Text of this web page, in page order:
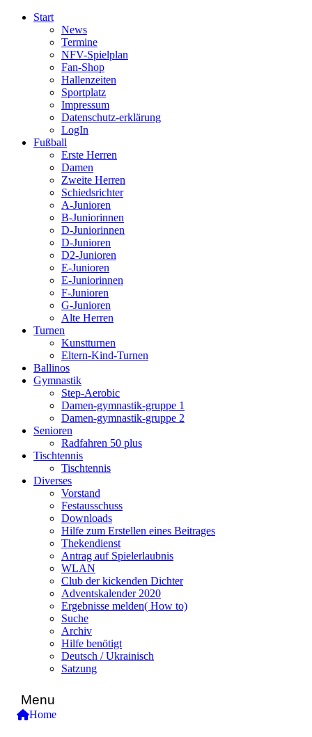
Start
News
Termine
NFV-Spielplan
Fan-Shop
Hallenzeiten
Sportplatz
Impressum
Datenschutz-erklärung
LogIn
Fußball
Erste Herren
Damen
Zweite Herren
Schiedsrichter
A-Junioren
B-Juniorinnen
D-Juniorinnen
D-Junioren
D2-Junioren
E-Junioren
E-Juniorinnen
F-Junioren
G-Junioren
Alte Herren
Turnen
Kunstturnen
Eltern-Kind-Turnen
Ballinos
Gymnastik
Step-Aerobic
Damen-gymnastik-gruppe 1
Damen-gymnastik-gruppe 2
Senioren
Radfahren 50 plus
Tischtennis
Tischtennis
Diverses
Vorstand
Festausschuss
Downloads
Hilfe zum Erstellen eines Beitrages
Thekendienst
Antrag auf Spielerlaubnis
WLAN
Club der kickenden Dichter
Adventskalender 2020
Ergebnisse melden( How to)
Suche
Archiv
Hilfe benötigt
Deutsch / Ukrainisch
Satzung
Menu
Home